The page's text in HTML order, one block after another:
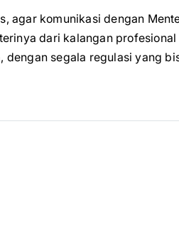
agar komunikasi dengan
dari kalangan profesional
segala regulasi yang